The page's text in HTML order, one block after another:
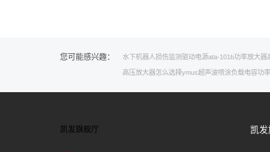
您可能感兴趣： 水下机器人损伤监测驱动电源ata-101b功率放大器
高压放大器怎么选择ymus超声波喷涂负载电容功
凯发旗舰厅 凯